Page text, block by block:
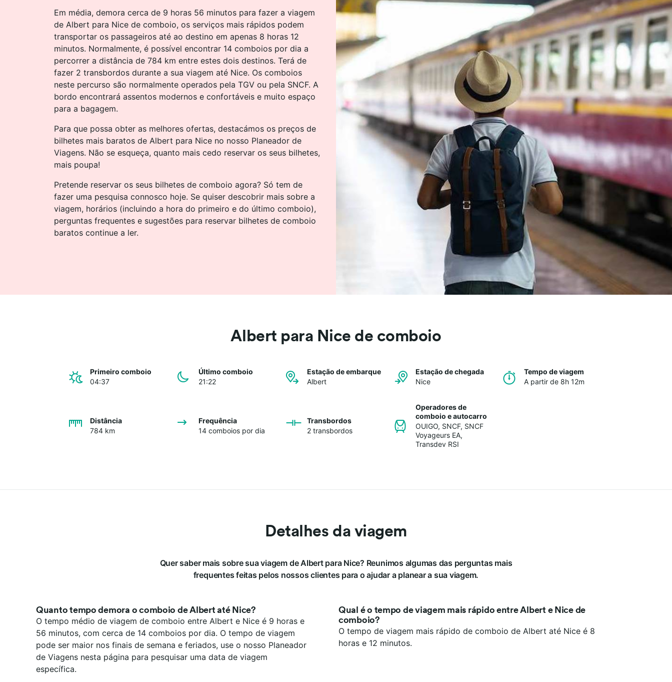
Em média, demora cerca de 9 horas 56 minutos para fazer a viagem
de Albert para Nice de comboio, os serviços mais rápidos podem
transportar os passageiros até ao destino em apenas 8 horas 12
minutos. Normalmente, é possível encontrar 14 comboios por dia a
percorrer a distância de 784 km entre estes dois destinos. Terá de
fazer 2 transbordos durante a sua viagem até Nice. Os comboios
neste percurso são normalmente operados pela TGV ou pela SNCF. A
bordo encontrará assentos modernos e confortáveis e muito espaço
para a bagagem.
Para que possa obter as melhores ofertas, destacámos os preços de
bilhetes mais baratos de Albert para Nice no nosso Planeador de
Viagens. Não se esqueça, quanto mais cedo reservar os seus bilhetes,
mais poupa!
Pretende reservar os seus bilhetes de comboio agora? Só tem de
fazer uma pesquisa connosco hoje. Se quiser descobrir mais sobre a
viagem, horários (incluindo a hora do primeiro e do último comboio),
perguntas frequentes e sugestões para reservar bilhetes de comboio
baratos continue a ler.
Albert para Nice de comboio
Primeiro comboio
04:37
Último comboio
21:22
Estação de embarque
Albert
Estação de chegada
Nice
Tempo de viagem
A partir de 8h 12m
Distância
784 km
Frequência
14 comboios por dia
Transbordos
2 transbordos
Operadores de
comboio e autocarro
OUIGO, SNCF, SNCF
Voyageurs EA,
Transdev RSI
Detalhes da viagem
Quer saber mais sobre sua viagem de Albert para Nice? Reunimos algumas das perguntas mais
frequentes feitas pelos nossos clientes para o ajudar a planear a sua viagem.
Quanto tempo demora o comboio de Albert até Nice?
O tempo médio de viagem de comboio entre Albert e Nice é 9 horas e
56 minutos, com cerca de 14 comboios por dia. O tempo de viagem
pode ser maior nos finais de semana e feriados, use o nosso Planeador
de Viagens nesta página para pesquisar uma data de viagem
específica.
Qual é o tempo de viagem mais rápido entre Albert e Nice de
comboio?
O tempo de viagem mais rápido de comboio de Albert até Nice é 8
horas e 12 minutos.